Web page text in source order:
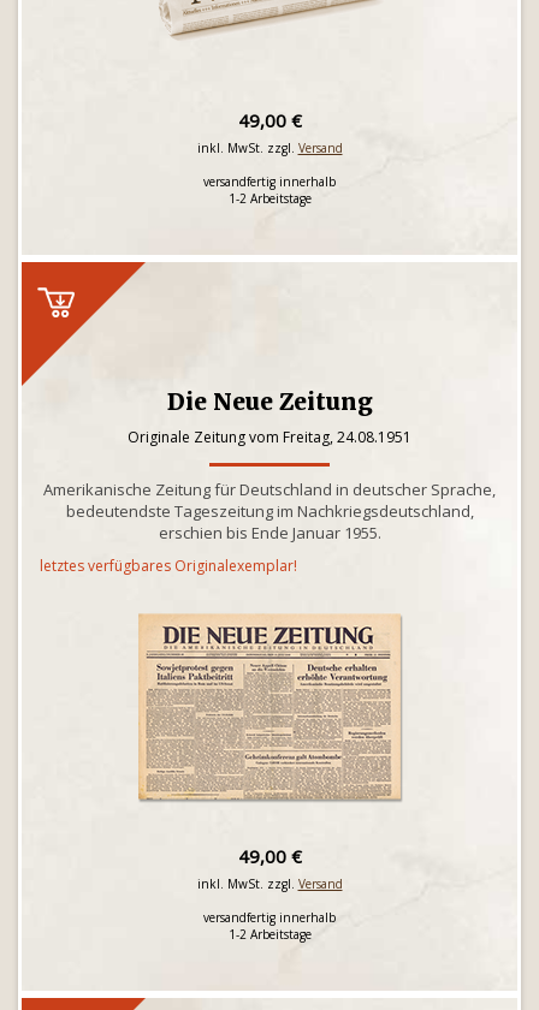
49,00 €
inkl. MwSt. zzgl. Versand
versandfertig innerhalb
1-2 Arbeitstage
Die Neue Zeitung
Originale Zeitung vom Freitag, 24.08.1951
Amerikanische Zeitung für Deutschland in deutscher Sprache,
bedeutendste Tageszeitung im Nachkriegsdeutschland,
erschien bis Ende Januar 1955.
letztes verfügbares Originalexemplar!
49,00 €
inkl. MwSt. zzgl. Versand
versandfertig innerhalb
1-2 Arbeitstage